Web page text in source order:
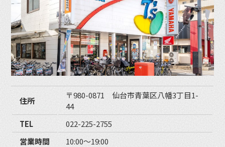
住所
〒980-0871 仙台市青葉区八幡3丁目1-
44
TEL
022-225-2755
営業時間
10:00〜19:00